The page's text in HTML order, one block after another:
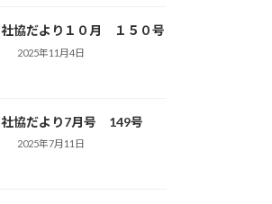
社協だより１０月 １５０号
2025年11月4日
社協だより7月号 149号
2025年7月11日